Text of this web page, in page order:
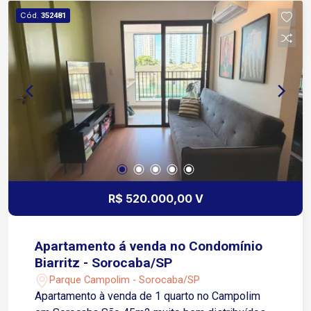
Equipado com ventilador de teto e um armário de
duas portas com espelho. Quarto 2: Compartilha
um armário no hall dos quartos com o Quarto 1.
Banheiros: Todos os banheiros dispõem de
armários. Acabamentos e Diferenciais: Piso:
Laminado em todos os ambientes. Iluminação:
Totalmente em LED, proporcionando eficiência
energética e modernidade. Condomínio: Vagas de
Garagem: 2 Vagas Rotativas,tipo gaveta (um
veículo na frente e outro atrás) Inclusões: O valor
do condomínio abrange despesas com água e
gás Acesso: 2 elevadores sociais e 1 de
Cód. 352481
R$ 520.000,00 V
Apartamento á venda no Condomínio
Biarritz - Sorocaba/SP
Parque Campolim - Sorocaba/SP
Apartamento à venda de 1 quarto no Campolim